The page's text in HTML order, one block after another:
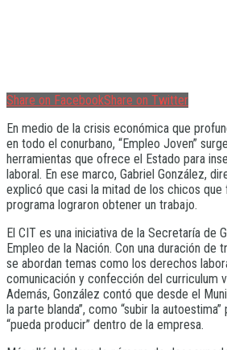
Share on FacebookShare on Twitter
En medio de la crisis económica que
en todo el conurbano, “Empleo Joven”
herramientas que ofrece el Estado para
laboral. En ese marco, Gabriel González,
explicó que casi la mitad de los chicos que
programa lograron obtener un trabajo.
El CIT es una iniciativa de la Secretaría de
Empleo de la Nación. Con una duración de
se abordan temas como los derechos
comunicación y confección del curriculum
Además, González contó que desde el
la parte blanda”, como “subir la
“pueda producir” dentro de la empresa.